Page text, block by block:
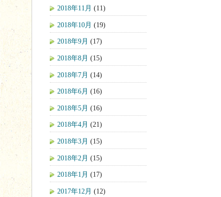
2018年11月 (11)
2018年10月 (19)
2018年9月 (17)
2018年8月 (15)
2018年7月 (14)
2018年6月 (16)
2018年5月 (16)
2018年4月 (21)
2018年3月 (15)
2018年2月 (15)
2018年1月 (17)
2017年12月 (12)